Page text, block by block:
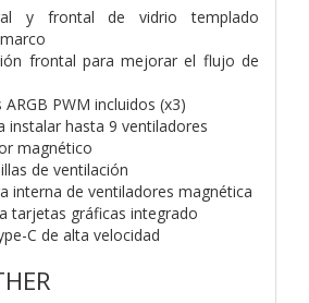
y frontal de vidrio templado
frontal para mejorar el flujo de
PWM incluidos (x3)
instalar hasta 9 ventiladores
magnético
de ventilación
interna de ventiladores magnética
tarjetas gráficas integrado
C de alta velocidad